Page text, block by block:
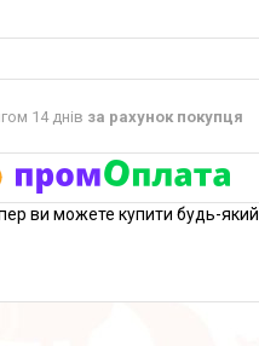
14 днів за рахунок покупця
ви можете купити будь-який